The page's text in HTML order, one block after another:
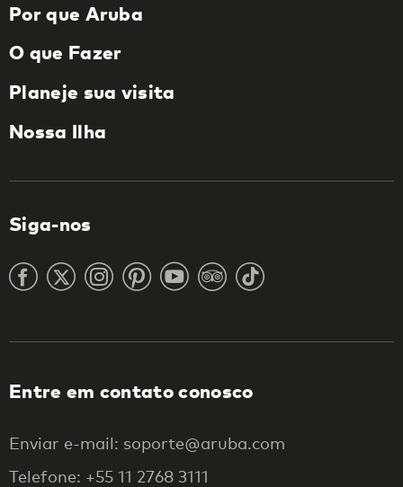
Por que Aruba
O que Fazer
Planeje sua visita
Nossa Ilha
Siga-nos
Entre em contato conosco
Enviar e-mail: soporte@aruba.com
Telefone: +55 11 2768 3111